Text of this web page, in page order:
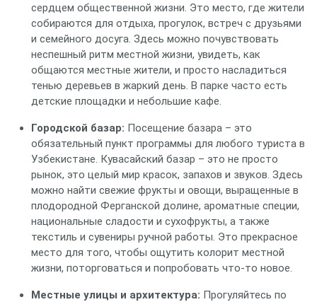
сердцем общественной жизни. Это место, где жители
собираются для отдыха, прогулок, встреч с друзьями
и семейного досуга. Здесь можно почувствовать
неспешный ритм местной жизни, увидеть, как
общаются местные жители, и просто насладиться
тенью деревьев в жаркий день. В парке часто есть
детские площадки и небольшие кафе.
Городской базар: Посещение базара – это
обязательный пункт программы для любого туриста в
Узбекистане. Кувасайский базар – это не просто
рынок, это целый мир красок, запахов и звуков. Здесь
можно найти свежие фрукты и овощи, выращенные в
плодородной Ферганской долине, ароматные специи,
национальные сладости и сухофрукты, а также
текстиль и сувениры ручной работы. Это прекрасное
место для того, чтобы ощутить колорит местной
жизни, поторговаться и попробовать что-то новое.
Местные улицы и архитектура: Прогуляйтесь по